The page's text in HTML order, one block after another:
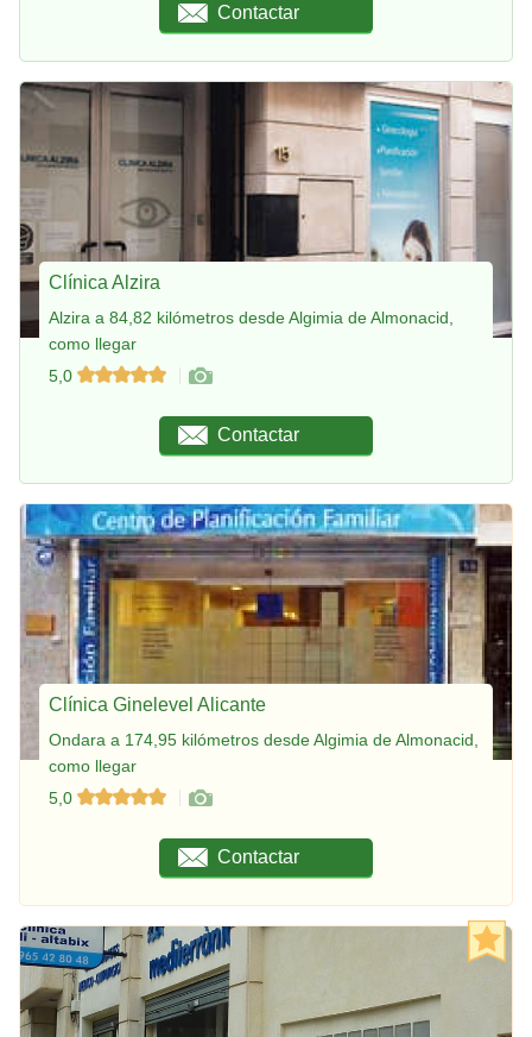
Contactar
Clínica Alzira
Alzira a 84,82 kilómetros desde Algimia de Almonacid,
como llegar
5,0
Contactar
Clínica Ginelevel Alicante
Ondara a 174,95 kilómetros desde Algimia de Almonacid,
como llegar
5,0
Contactar